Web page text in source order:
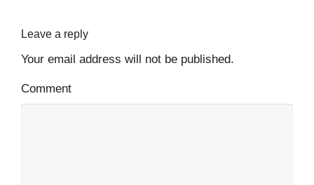
Leave a reply
Your email address will not be published.
Comment